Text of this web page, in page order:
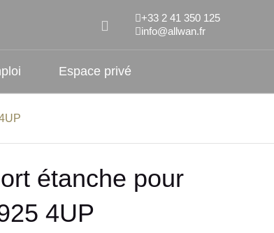
+33 2 41 350 125
info@allwan.fr
Espace privé
étanche pour
4UP